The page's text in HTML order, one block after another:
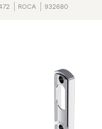
ROCA 932680